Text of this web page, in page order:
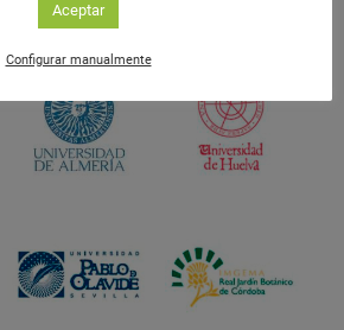
Aceptar
Configurar manualmente